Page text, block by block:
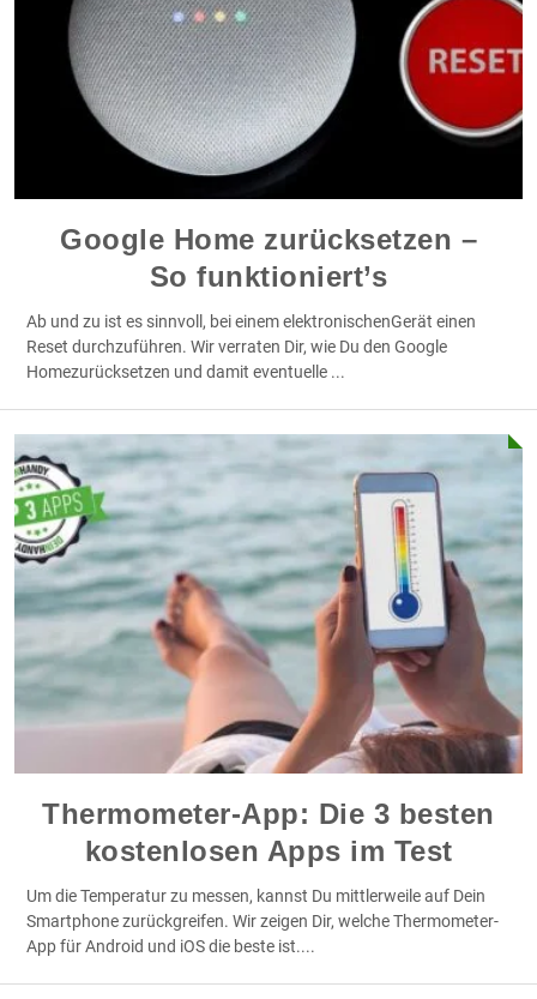
Google Home zurücksetzen –
So funktioniert’s
Ab und zu ist es sinnvoll, bei einem elektronischenGerät einen
Reset durchzuführen. Wir verraten Dir, wie Du den Google
Homezurücksetzen und damit eventuelle ...
Thermometer-App: Die 3 besten
kostenlosen Apps im Test
Um die Temperatur zu messen, kannst Du mittlerweile auf Dein
Smartphone zurückgreifen. Wir zeigen Dir, welche Thermometer-
App für Android und iOS die beste ist....